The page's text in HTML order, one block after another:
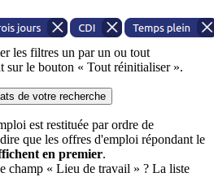
les filtres un par un ou tout
sur le bouton « Tout réinitialiser ».
de votre recherche
est restituée par ordre de
que les offres d'emploi répondant le
en premier.
champ « Lieu de travail » ? La liste